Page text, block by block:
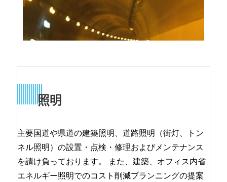
照明
主要国道や県道の建築照明、道路照明（街灯、トン
ネル照明）の設置・点検・修理およびメンテナンス
を請け負っております。 また、建築、オフィス内省
エネルギー照明でのコスト削減プランニングの提案